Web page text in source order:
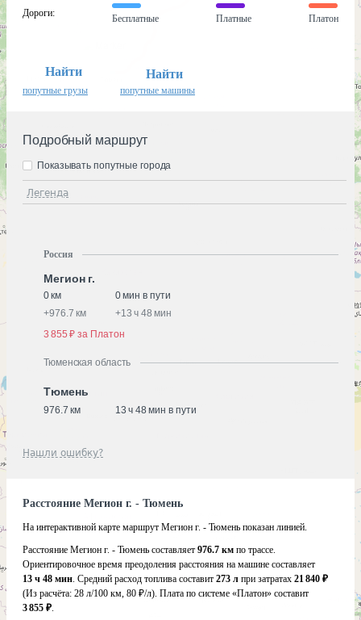
Дороги:
Бесплатные Платные Платон
Найти
попутные грузы
Найти
попутные машины
Подробный маршрут
Легенда
Показывать попутные города
Россия
Мегион г.
0 км
0 мин в пути
+976.7 км +13 ч 48 мин
3 855 ₽ за Платон
Тюменская область
Тюмень
976.7 км 13 ч 48 мин в пути
Нашли ошибку?
Расстояние Мегион г. - Тюмень
На интерактивной карте маршрут Мегион г. - Тюмень показан линией.
Расстояние Мегион г. - Тюмень составляет 976.7 км по трассе.
Ориентировочное время преодоления расстояния на машине составляет
13 ч 48 мин. Средний расход топлива составит 273 л при затратах 21 840 ₽
(Из расчёта: 28 л/100 км, 80 ₽/л). Плата по системе «Платон» составит
3 855 ₽.